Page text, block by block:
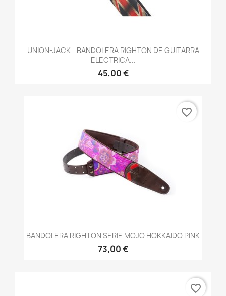
UNION-JACK - BANDOLERA RIGHTON DE GUITARRA
ELECTRICA...
45,00 €
BANDOLERA RIGHTON SERIE MOJO HOKKAIDO PINK
73,00 €
favorite_border
favorite_border